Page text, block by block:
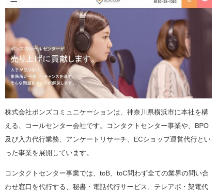
株式会社ボンズコミュニケーションは、神奈川県横浜市に本社を構
える、コールセンター会社です。コンタクトセンター事業や、BPO
及び入力代行業務、アンケートリサーチ、ECショップ運営代行とい
った事業を展開しています。
コンタクトセンター事業では、toB、toC問わず全ての業界の問い合
わせ窓口を代行する、秘書・電話代行サービス、テレアポ・架電代